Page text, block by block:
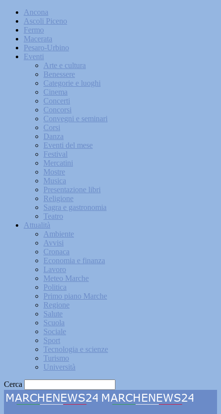
Ancona
Ascoli Piceno
Fermo
Macerata
Pesaro-Urbino
Eventi
Arte e cultura
Benessere
Categorie e luoghi
Cinema
Concerti
Concorsi
Convegni e seminari
Corsi
Danza
Eventi del mese
Festival
Mercatini
Mostre
Musica
Presentazione libri
Religione
Sagra e gastronomia
Teatro
Attualità
Ambiente
Avvisi
Cronaca
Economia e finanza
Lavoro
Meteo Marche
Politica
Primo piano Marche
Regione
Salute
Scuola
Sociale
Sport
Tecnologia e scienze
Turismo
Università
Cerca